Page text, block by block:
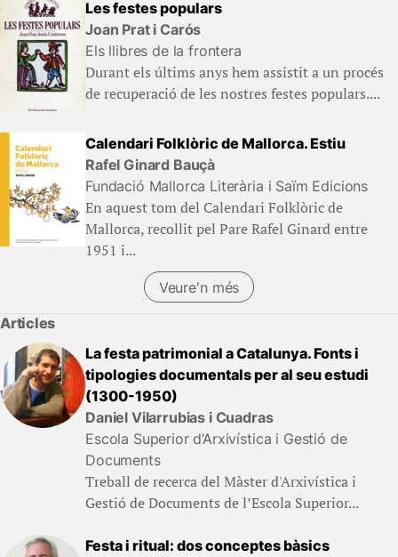
Les festes populars
Joan Prat i Carós
Els llibres de la frontera
Durant els últims anys hem assistit a un procés
de recuperació de les nostres festes populars....
Calendari Folklòric de Mallorca. Estiu
Rafel Ginard Bauçà
Fundació Mallorca Literària i Saïm Edicions
En aquest tom del Calendari Folklòric de
Mallorca, recollit pel Pare Rafel Ginard entre
1951 i...
Veure'n més
Articles
La festa patrimonial a Catalunya. Fonts i
tipologies documentals per al seu estudi
(1300-1950)
Daniel Vilarrubias i Cuadras
Escola Superior d’Arxivística i Gestió de
Documents
Treball de recerca del Màster d'Arxivística i
Gestió de Documents de l’Escola Superior...
Festa i ritual: dos conceptes bàsics